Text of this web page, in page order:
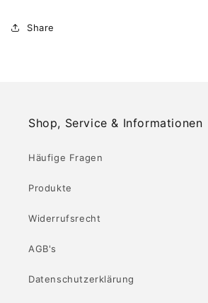
Share
Shop, Service & Informationen
Häufige Fragen
Produkte
Widerrufsrecht
AGB's
Datenschutzerklärung